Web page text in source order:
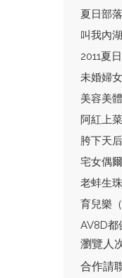
夏日部
叫我內
2011夏
未婚婦
美容美
阿紅上
胯下天
宅女偶
老蚌生
育兒樂
AV8D都
瀏覽人
合作請